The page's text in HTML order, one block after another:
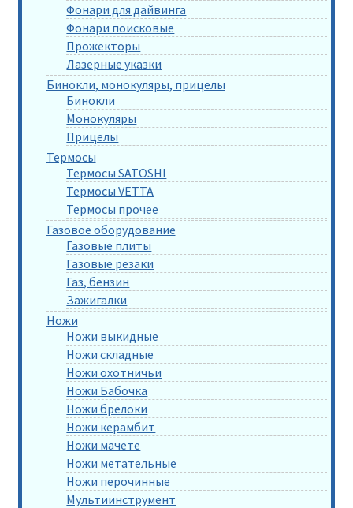
Фонари для дайвинга
Фонари поисковые
Прожекторы
Лазерные указки
Бинокли, монокуляры, прицелы
Бинокли
Монокуляры
Прицелы
Термосы
Термосы SATOSHI
Термосы VETTA
Термосы прочее
Газовое оборудование
Газовые плиты
Газовые резаки
Газ, бензин
Зажигалки
Ножи
Ножи выкидные
Ножи складные
Ножи охотничьи
Ножи Бабочка
Ножи брелоки
Ножи керамбит
Ножи мачете
Ножи метательные
Ножи перочинные
Мультиинструмент